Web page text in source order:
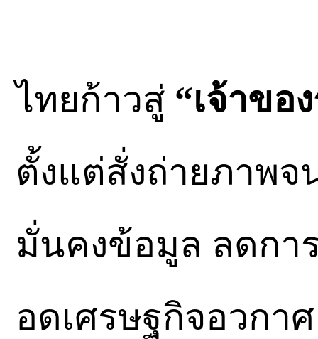
ไทยก้าวสู่ “เจ้าขอ
ตั้งแต่สั่งถ่ายภาพจ
มั่นคงข้อมูล ลดกา
อดเศรษฐกิจอวกาศ